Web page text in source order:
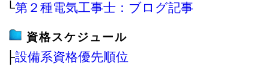
└第２種電気工事士：ブログ記事
資格スケジュール
├設備系資格優先順位